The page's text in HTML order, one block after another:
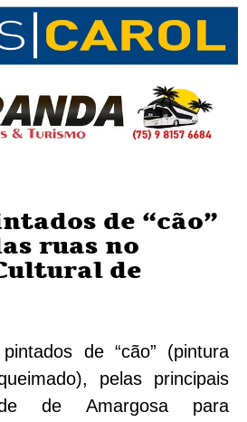
de “cão”
ruas no
de
de “cão” (pintura
pelas principais
de Amargosa para